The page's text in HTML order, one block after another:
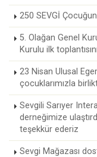
250 SEVGİ
5. Olağan Genel
Kurulu ilk
23 Nisan Ulusal
çocuklarımızla
Sevgili Sarıyer
derneğimize
teşekkür ederiz
Sevgi Mağazası